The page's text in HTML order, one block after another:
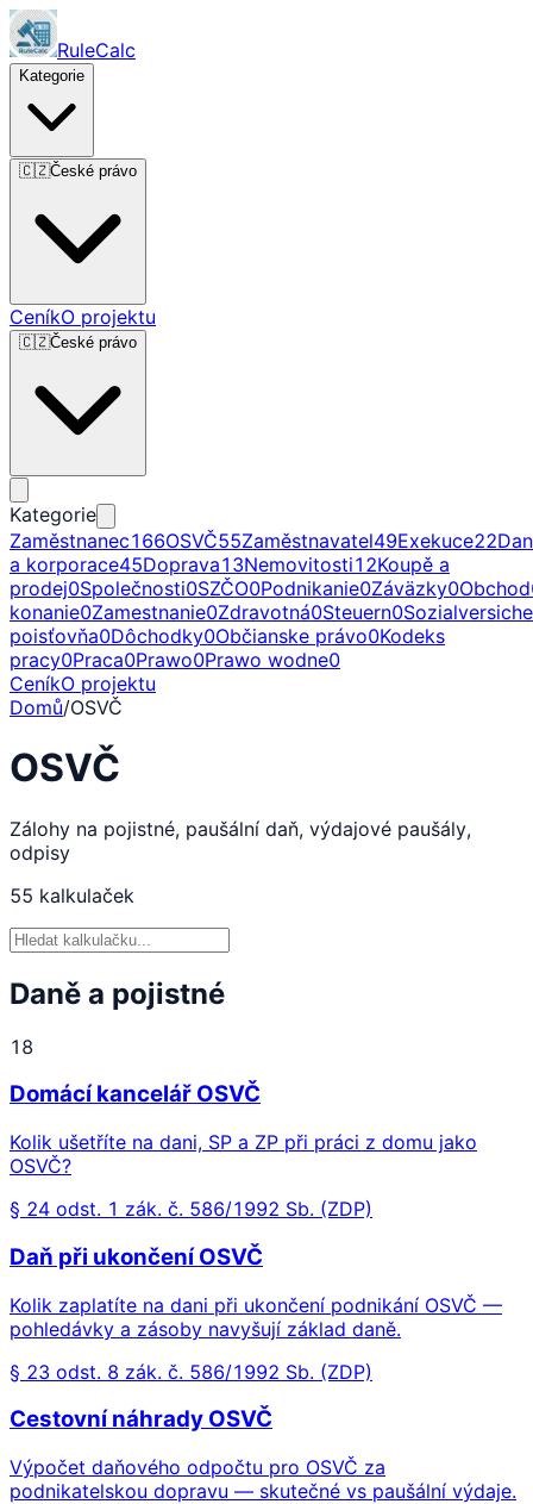
RuleCalc
Kategorie
🇨🇿České právo
CeníkO projektu
🇨🇿České právo
Kategorie
Zaměstnanec166OSVČ55Zaměstnavatel49Exekuce22
a korporace45Doprava13Nemovitosti12Koupě a
prodej0Společnosti0SZČO0Podnikanie0Záväzky0Obchod
konanie0Zamestnanie0Zdravotná0Steuern0
poisťovňa0Dôchodky0Občianske právo0Kodeks
pracy0Praca0Prawo0Prawo wodne0
CeníkO projektu
Domů/OSVČ
OSVČ
Zálohy na pojistné, paušální daň, výdajové paušály,
odpisy
55 kalkulaček
Daně a pojistné
18
Domácí kancelář OSVČ
Kolik ušetříte na dani, SP a ZP při práci z domu jako
OSVČ?
§ 24 odst. 1 zák. č. 586/1992 Sb. (ZDP)
Daň při ukončení OSVČ
Kolik zaplatíte na dani při ukončení podnikání OSVČ —
pohledávky a zásoby navyšují základ daně.
§ 23 odst. 8 zák. č. 586/1992 Sb. (ZDP)
Cestovní náhrady OSVČ
Výpočet daňového odpočtu pro OSVČ za
podnikatelskou dopravu — skutečné vs paušální výdaje.